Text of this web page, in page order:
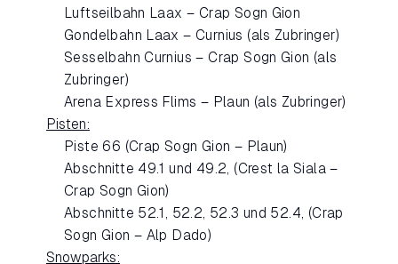
Luftseilbahn Laax – Crap Sogn Gion
Gondelbahn Laax – Curnius (als Zubringer)
Sesselbahn Curnius – Crap Sogn Gion (als
Zubringer)
Arena Express Flims – Plaun (als Zubringer)
Pisten:
Piste 66 (Crap Sogn Gion – Plaun)
Abschnitte 49.1 und 49.2, (Crest la Siala –
Crap Sogn Gion)
Abschnitte 52.1, 52.2, 52.3 und 52.4, (Crap
Sogn Gion – Alp Dado)
Snowparks: